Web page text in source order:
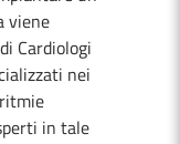
viene
Cardiologi
nei
in tale